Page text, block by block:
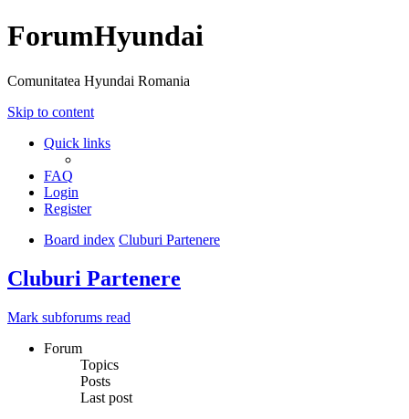
ForumHyundai
Comunitatea Hyundai Romania
Skip to content
Quick links
FAQ
Login
Register
Board index Cluburi Partenere
Cluburi Partenere
Mark subforums read
Forum
Topics
Posts
Last post